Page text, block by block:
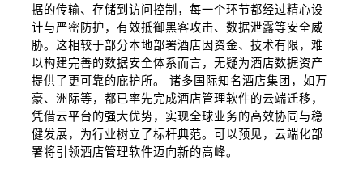
据的传输、存储到访问控制，每一个环节都经过精心设
计与严密防护，有效抵御黑客攻击、数据泄露等安全威
胁。这相较于部分本地部署酒店因资金、技术有限，难
以构建完善的数据安全体系而言，无疑为酒店数据资产
提供了更可靠的庇护所。 诸多国际知名酒店集团，如万
豪、洲际等，都已率先完成酒店管理软件的云端迁移，
凭借云平台的强大优势，实现全球业务的高效协同与稳
健发展，为行业树立了标杆典范。可以预见，云端化部
署将引领酒店管理软件迈向新的高峰。